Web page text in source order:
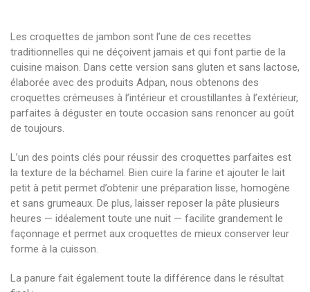
Les croquettes de jambon sont l’une de ces recettes
traditionnelles qui ne déçoivent jamais et qui font partie de la
cuisine maison. Dans cette version sans gluten et sans lactose,
élaborée avec des produits Adpan, nous obtenons des
croquettes crémeuses à l’intérieur et croustillantes à l’extérieur,
parfaites à déguster en toute occasion sans renoncer au goût
de toujours.
L’un des points clés pour réussir des croquettes parfaites est
la texture de la béchamel. Bien cuire la farine et ajouter le lait
petit à petit permet d’obtenir une préparation lisse, homogène
et sans grumeaux. De plus, laisser reposer la pâte plusieurs
heures — idéalement toute une nuit — facilite grandement le
façonnage et permet aux croquettes de mieux conserver leur
forme à la cuisson.
La panure fait également toute la différence dans le résultat